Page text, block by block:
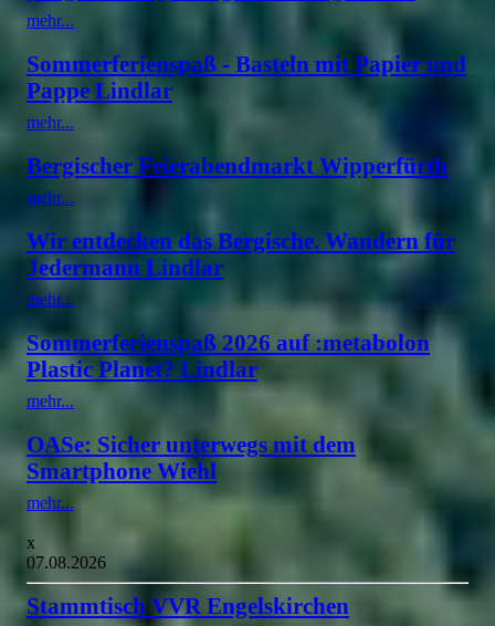
mehr...
Sommerferienspaß - Basteln mit Papier und
Pappe Lindlar
mehr...
Bergischer Feierabendmarkt Wipperfürth
mehr...
Wir entdecken das Bergische. Wandern für
Jedermann Lindlar
mehr...
Sommerferienspaß 2026 auf :metabolon
Plastic Planet? Lindlar
mehr...
OASe: Sicher unterwegs mit dem
Smartphone Wiehl
mehr...
x
07.08.2026
Stammtisch VVR Engelskirchen